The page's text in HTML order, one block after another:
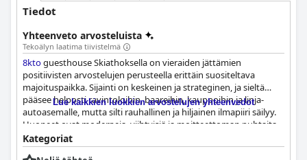
Tiedot
Yhteenveto arvosteluista
Tekoälyn laatima tiivistelmä
8ktoguesthouse Skiathoksella on vieraiden jättämien
positiivisten arvostelujen perusteella erittäin suositeltava
majoituspaikka. Sijainti on keskeinen ja strateginen, ja sieltä
pääsee helposti ravintoloihin, baareihin, kauppoihin ja linja-
autoasemalle, mutta silti rauhallinen ja hiljainen ilmapiiri säilyy.
Huoneet ovat moderneja, viihtyisiä ja moitteettoman puhtaita,
ja niissä on päivittäinen siivouspalvelu ja tuoreet liinavaatteet.
Henkilökunta on poikkeuksellista: ystävälliset ja avuliaat
Lue kaikkien luokkien arvostelujen yhteenvedot
Kategoriat